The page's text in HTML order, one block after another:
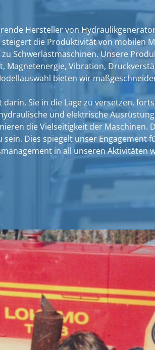
Hersteller von
die Produktivität von mobilen
Schwerlastmaschinen. Unsere
Magnetenergie, Vibration,
bieten wir
Sie in die Lage zu versetzen,
und elektrische
die Vielseitigkeit der Maschinen.
sein. Dies spiegelt unser
in all unseren Aktivitäten